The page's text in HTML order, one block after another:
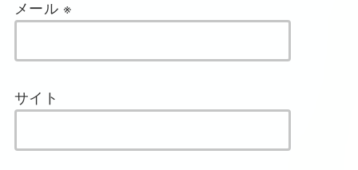
メール ※
サイト